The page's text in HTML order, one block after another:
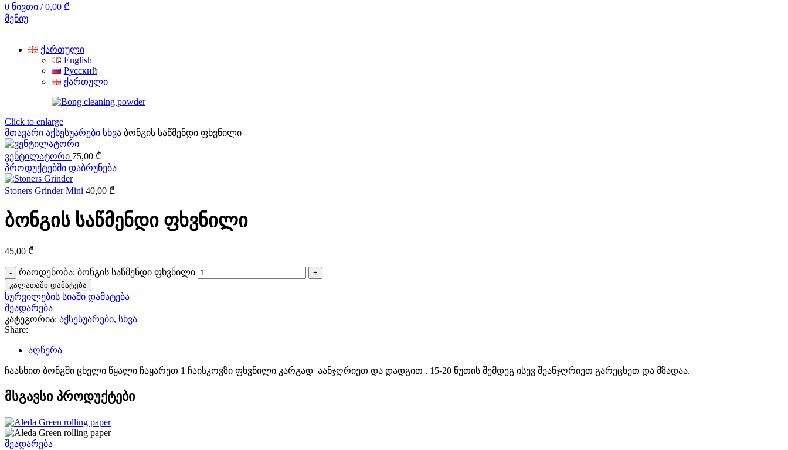
0 ნივთი / 0,00 ₾
მენიუ
ქართული
English
Русский
ქართული
Click to enlarge
მთავარი აქსესუარები სხვა ბონგის საწმენდი ფხვნილი
ვენტილატორი 75,00 ₾
პროდუქტებში დაბრუნება
Stoners Grinder Mini 40,00 ₾
ბონგის საწმენდი ფხვნილი
45,00 ₾
რაოდენობა: ბონგის საწმენდი ფხვნილი
კალათაში დამატება
სურვილების სიაში დამატება
შეადარება
კატეგორია: აქსესუარები, სხვა
Share:
აღწერა
ჩაასხით ბონგში ცხელი წყალი ჩაყარეთ 1 ჩაისკოვზი ფხვნილი კარგად აანჯღრიეთ და დადგით . 15-20 წუთის შემდეგ ისევ შეანჯღრიეთ გარეცხეთ და მზადაა.
მსგავსი პროდუქტები
შეადარება